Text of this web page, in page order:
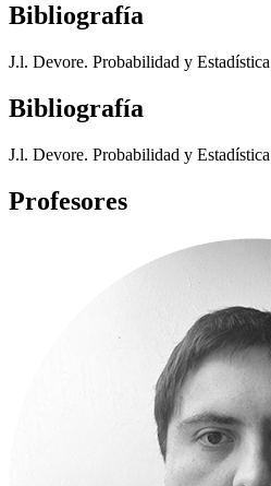
Bibliografía
J.l. Devore. Probabilidad y
Bibliografía
J.l. Devore. Probabilidad y
Profesores